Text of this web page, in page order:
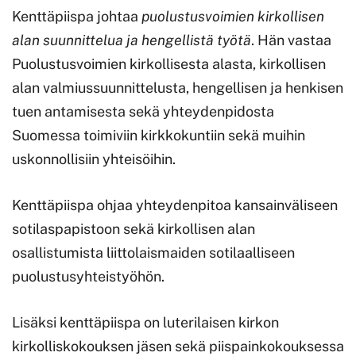
Kenttäpiispa johtaa puolustusvoimien kirkollisen
alan suunnittelua ja hengellistä työtä. Hän vastaa
Puolustusvoimien kirkollisesta alasta, kirkollisen
alan valmiussuunnittelusta, hengellisen ja henkisen
tuen antamisesta sekä yhteydenpidosta
Suomessa toimiviin kirkkokuntiin sekä muihin
uskonnollisiin yhteisöihin.
Kenttäpiispa ohjaa yhteydenpitoa kansainväliseen
sotilaspapistoon sekä kirkollisen alan
osallistumista liittolaismaiden sotilaalliseen
puolustusyhteistyöhön.
Lisäksi kenttäpiispa on luterilaisen kirkon
kirkolliskokouksen jäsen sekä piispainkokouksessa